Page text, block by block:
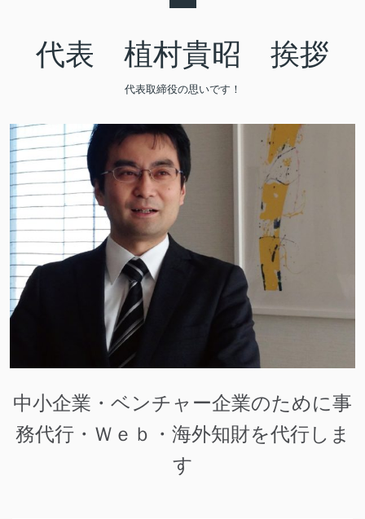
代表 植村貴昭 挨拶
代表取締役の思いです！
中小企業・ベンチャー企業のために事
務代行・Ｗｅｂ・海外知財を代行しま
す